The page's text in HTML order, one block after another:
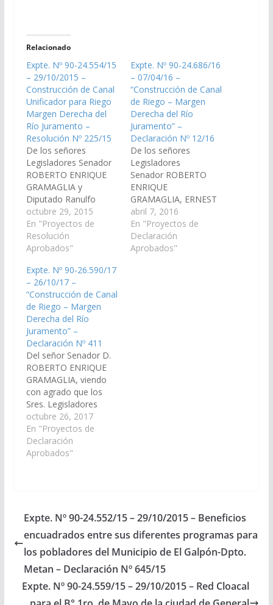
Relacionado
Expte. Nº 90-24.554/15
– 29/10/2015 –
Construcción de Canal
Unificador para Riego
Margen Derecha del
Río Juramento –
Resolución Nº 225/15
De los señores
Legisladores Senador
ROBERTO ENRIQUE
GRAMAGLIA y
Diputado Ranulfo
Campos, declarando
de Interés de ésta
Cámara, la obra:
"Construcción de Canal
Margen Derecha del
Río Juramento", con
una primera etapa de
3.200 mts.
aproximadamente de
longitud y ubicada a
unos 10,5 kilómetros
del comienzo de…
octubre 29, 2015
En "Proyectos de
Resolución
Aprobados"
Expte. Nº 90-24.686/16
– 07/04/16 –
“Construcción de Canal
de Riego – Margen
Derecha del Río
Juramento” –
Declaración Nº 12/16
De los señores
Legisladores
Senador ROBERTO
ENRIQUE
GRAMAGLIA, ERNEST
O ÁNGEL GOMEZ y
Diputado Ranulfo Cam
pos, viendo con
agrado que el
abril 7, 2016
En "Proyectos de
Declaración
Aprobados"
Expte. Nº 90-26.590/17
– 26/10/17 –
“Construcción de Canal
de Riego – Margen
Derecha del Río
Juramento” –
Declaración Nº 411
Del señor Senador D.
ROBERTO ENRIQUE
GRAMAGLIA, viendo
con agrado que los
Sres. Legisladores
Nacionales por la
Provincia de Salta,
realicen las gestiones
destinadas para que se
Derecha del Río
Juramento”, de
aproximadamente 66
kilómetros, paralelo
a…
octubre 26, 2017
En "Proyectos de
Declaración
Aprobados"
Expte. Nº 90-24.552/15 – 29/10/2015 – Beneficios
encuadrados entre sus diferentes programas para
los pobladores del Municipio de El Galpón-Dpto.
Metan – Declaración Nº 645/15
Expte. Nº 90-24.559/15 – 29/10/2015 – Red Cloacal